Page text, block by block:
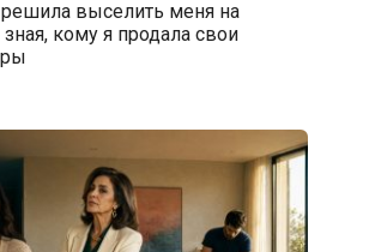
выселить меня на
кому я продала свои